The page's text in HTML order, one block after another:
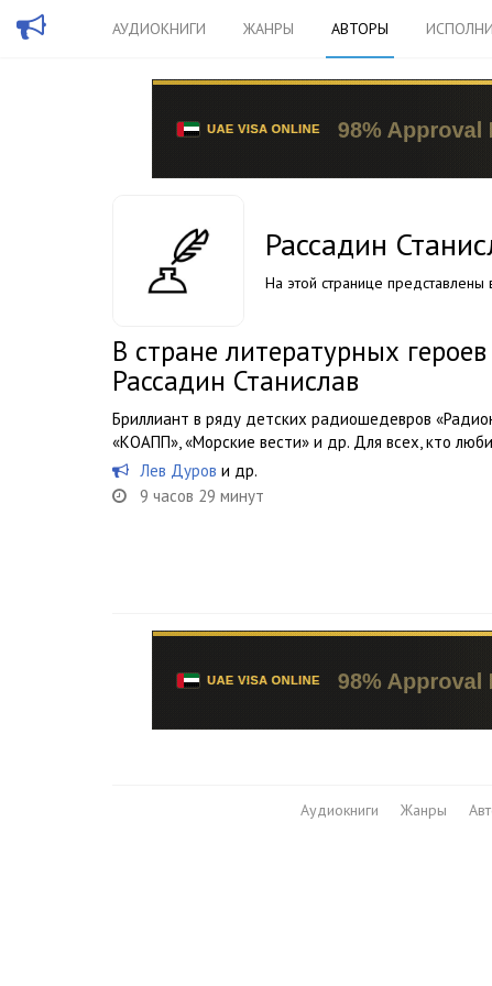
АУДИОКНИГИ ЖАНРЫ АВТОРЫ
Рассадин
На этой странице представлены
В стране литературных
Рассадин Станислав
Бриллиант в ряду детских радиошедевров
«КОАПП», «Морские вести» и др. Для всех, кто
Лев Дуров и др.
9 часов 29 минут
Аудиокниги Жанры